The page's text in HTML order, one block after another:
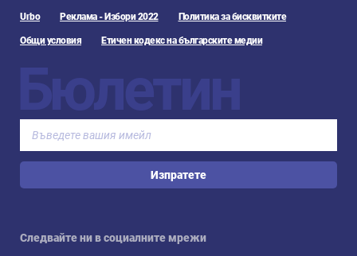
Urbo Реклама - Избори 2022 Политика за бисквитките
Общи условия Етичен кодекс на българските медии
Бюлетин
Изпратете
Следвайте ни в социалните мрежи